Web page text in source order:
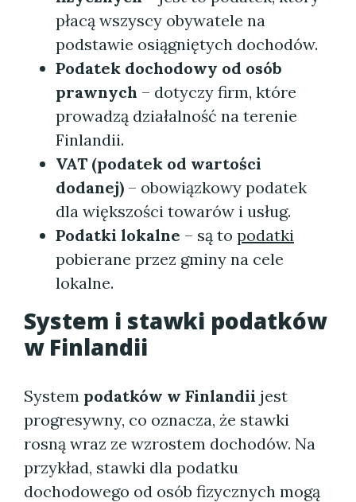
płacą wszyscy obywatele na
podstawie osiągniętych dochodów.
Podatek dochodowy od osób
prawnych – dotyczy firm, które
prowadzą działalność na terenie
Finlandii.
VAT (podatek od wartości
dodanej) – obowiązkowy podatek
dla większości towarów i usług.
Podatki lokalne – są to podatki
pobierane przez gminy na cele
lokalne.
System i stawki podatków
w Finlandii
System podatków w Finlandii jest
progresywny, co oznacza, że stawki
rosną wraz ze wzrostem dochodów. Na
przykład, stawki dla podatku
dochodowego od osób fizycznych mogą